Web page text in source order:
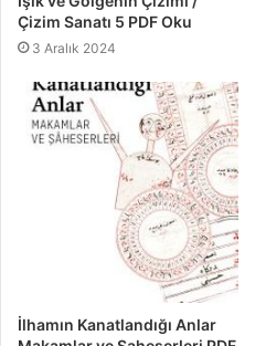
Çizim Sanatı 5 PDF Oku
3 Aralık 2024
İlhamın Kanatlandığı Anlar